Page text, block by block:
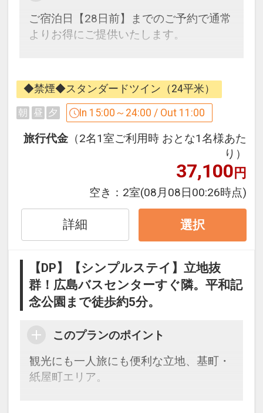
ご宿泊日【28日前】までのご予約で通常
よりお得にご提供いたします。
好立地！
立地抜群のホテルに早めに予約して、お
得に快適な広島ステイを。
・広島バスセンター（広島空港リムジン
バス発着）すぐ隣！
・広島駅より路面電車（宮島方面）で約
15分→「紙屋町西」電停下車、徒歩2分
・タクシーで8分
■周辺施設■
・平和記念公園（原爆ドーム）
・広島城
・広島グリーンアリーナ
・県庁
・マツダスタジアム（ホテルよりバスに
◆禁煙◆スタンダードツイン（24平米）
朝 昼 夕 In 15:00～24:00 / Out 11:00
旅行代金 （2名1室ご利用時 おとな1名様あた
り）
37,100円
空き： 2室(08月08日00:26時点)
詳細 選択
【DP】【シンプルステイ】立地抜
群！広島バスセンターすぐ隣。平和記
念公園まで徒歩約5分。
このプランのポイント
観光にも一人旅にも便利な立地、基町・
紙屋町エリア。